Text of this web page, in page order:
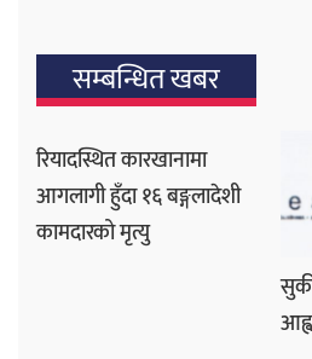
सम्बन्धित खबर
रियादस्थित कारखानामा
आगलागी हुँदा १६ बङ्गलादेशी
कामदारको मृत्यु